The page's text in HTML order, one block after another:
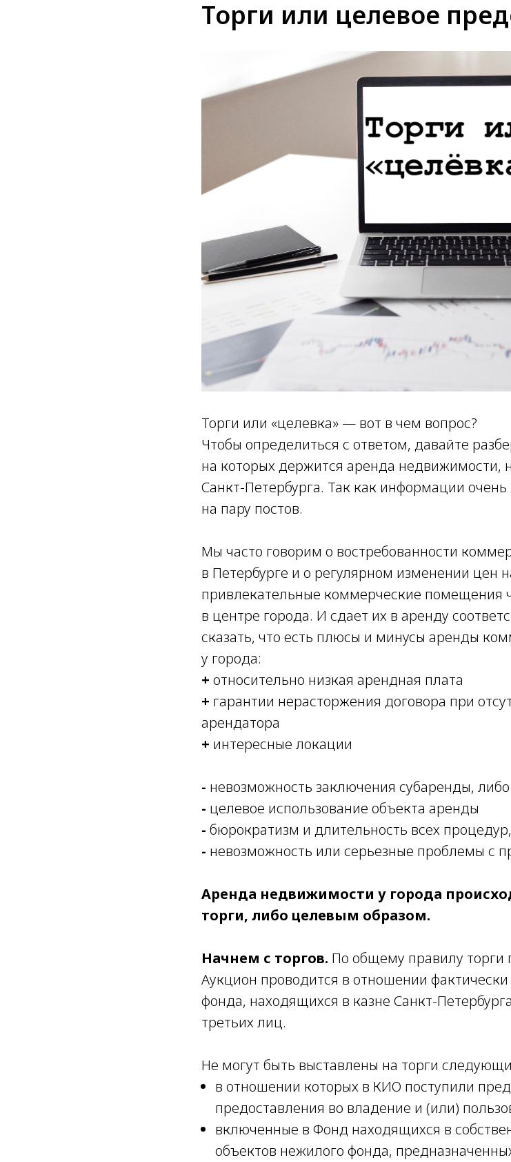
КОМАНДА
Торги или целевое
Торги или «целевка» — вот в чем вопрос?
Чтобы определиться с ответом, давайте
на которых держится аренда недвижимости,
Санкт-Петербурга. Так как информации
на пару постов.
Мы часто говорим о востребованности
в Петербурге и о регулярном изменении цен
привлекательные коммерческие помещения
в центре города. И сдает их в аренду
сказать, что есть плюсы и минусы аренды
у города:
+ относительно низкая арендная плата
+ гарантии нерасторжения договора при
арендатора
+ интересные локации
- невозможность заключения субаренды,
- целевое использование объекта аренды
- бюрократизм и длительность всех
- невозможность или серьезные проблемы с
Аренда недвижимости у города
торги, либо целевым образом.
Начнем с торгов. По общему правилу торги
Аукцион проводится в отношении
фонда, находящихся в казне Санкт-
третьих лиц.
Не могут быть выставлены на торги
в отношении которых в КИО поступили
предоставления во владение и (или)
включенные в Фонд находящихся в
объектов нежилого фонда,